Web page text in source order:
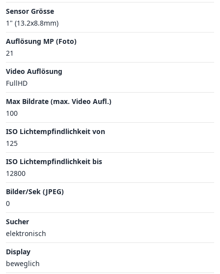
Sensor Grösse
1" (13.2x8.8mm)
Auflösung MP (Foto)
21
Video Auflösung
FullHD
Max Bildrate (max. Video Aufl.)
100
ISO Lichtempfindlichkeit von
125
ISO Lichtempfindlichkeit bis
12800
Bilder/Sek (JPEG)
0
Sucher
elektronisch
Display
beweglich